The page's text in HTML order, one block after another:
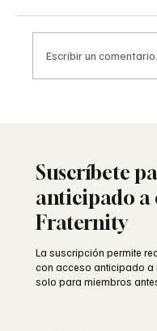
Escribir un comentario...
Suscríbete
anticipado a
Fraternity
La suscripción permite
con acceso anticipado a
solo para miembros